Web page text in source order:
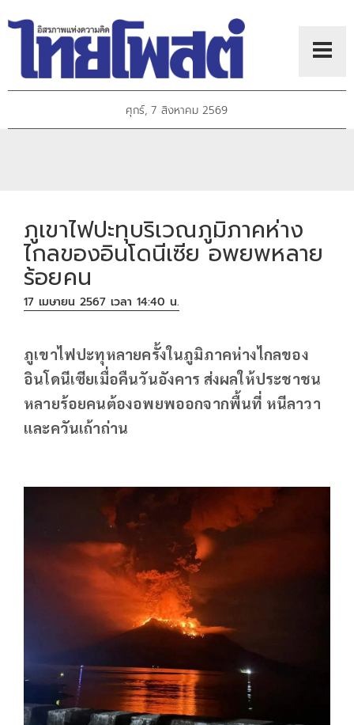
ศุกร์, 7 สิงหาคม 2569
ภูเขาไฟปะทุบริเวณภูมิภาคห่าง
ไกลของอินโดนีเซีย อพยพหลาย
ร้อยคน
17 เมษายน 2567 เวลา 14:40 น.
ภูเขาไฟปะทุหลายครั้งในภูมิภาคห่างไกลของ
อินโดนีเซียเมื่อคืนวันอังคาร ส่งผลให้ประชาชน
หลายร้อยคนต้องอพยพออกจากพื้นที่ หนีลาวา
และควันเถ้าถ่าน